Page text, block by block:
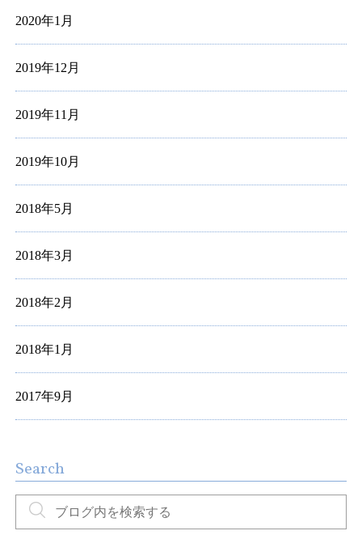
2020年1月
2019年12月
2019年11月
2019年10月
2018年5月
2018年3月
2018年2月
2018年1月
2017年9月
Search